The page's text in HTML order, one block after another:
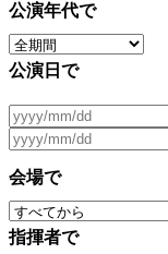
公演年代で
公演日で
会場で
指揮者で